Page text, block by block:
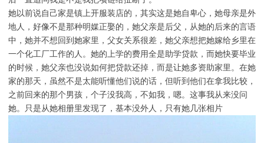
她以前说自己家是镇上开服装店的，其实这是她自卑心，她母亲是外
地人，好像不是那种明媒正娶的，她父亲是后父，从她的后来的言语
中，她并不想回到她家里，父女关系很差，她父亲想把她嫁给乡里在
一个化工厂工作的人。她的上学的费用全是助学贷款，而她快要毕业
的时候，她父亲也没说如何把贷款还掉，而是让她多资助家里。在她
家的那天，虽然不是太能听懂他们说的话，但听到他们在拿我比较，
之前回来的那个男孩，个子没我高，不如我，嗯。这事我从来没问
她。只是从她相册里发现了，基本没外人，只有她几张相片